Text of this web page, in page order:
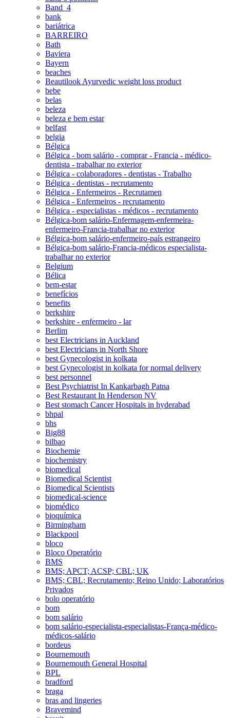
Band_4
bank
bariátrica
BARREIRO
Bath
Baviera
Bayern
beaches
Beautilook Ayurvedic weight loss product
bebe
belas
beleza
beleza e bem estar
belfast
belgia
Bélgica
Bélgica - bom salário - comprar - Francia - médico-
dentista - trabalhar no exterior
Bélgica - colaboradores - dentistas - Trabalho
Bélgica - dentistas - recrutamento
Bélgica - Enfermeiros - Recrutamen
Bélgica - Enfermeiros - recrutamento
Bélgica - especialistas - médicos - recrutamento
Bélgica-bom salário-Enfermagem-enfermeira-
enfermeiro-Francia-trabalhar no exterior
Bélgica-bom salário-enfermeiro-país estrangeiro
Bélgica-bom salário-Francia-médicos especialista-
trabalhar no exterior
Belgium
Bélica
bem-estar
benefícios
benefits
berkshire
berkshire - enfermeiro - lar
Berlim
best Electricians in Auckland
best Electricians in North Shore
best Gynecologist in kolkata
best Gynecologist in kolkata for normal delivery
best personnel
Best Psychiatrist In Kankarbagh Patna
Best Restaurant In Henderson NV
Best stomach Cancer Hospitals in hyderabad
bhpal
bhs
Big88
bilbao
Biochemie
biochemistry
biomedical
Biomedical Scientist
Biomedical Scientists
biomedical-science
biomédico
bioquímica
Birmingham
Blackpool
bloco
Bloco Operatório
BMS
BMS; APCT; ACSP; CBL; UK
BMS; CBL; Recrutamento; Reino Unido; Laboratórios
Privados
bolo operatório
bom
bom salário
bom salário-especialista-especialistas-França-médico-
médicos-salário
bordeus
Bournemouth
Bournemouth General Hospital
BPL
bradford
braga
bras and lingeries
Bravemind